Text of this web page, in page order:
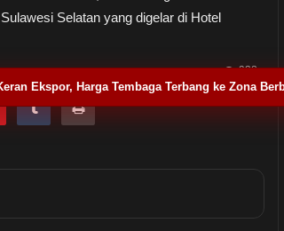
Selatan yang digelar di Hotel
938
Ekspor, Harga Tembaga Terbang ke Zona